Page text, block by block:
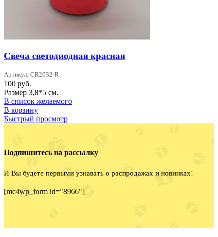
Свеча светодиодная красная
Артикул: CR2032-R
100 руб.
Размер 3,8*5 см.
В список желаемого
В корзину
Быстрый просмотр
Подпишитесь на рассылку
И Вы будете первыми узнавать о распродажах и новинках!
[mc4wp_form id="8966"]